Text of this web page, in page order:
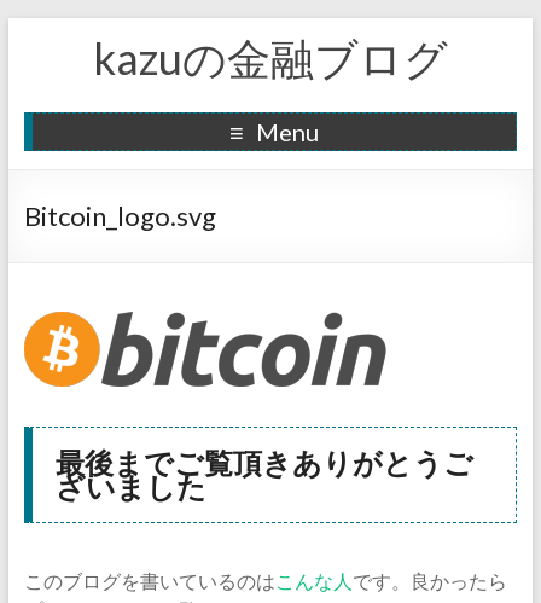
kazuの金融ブログ
Menu
Bitcoin_logo.svg
最後までご覧頂きありがとうご
ざいました
このブログを書いているのはこんな人 です。良かったら